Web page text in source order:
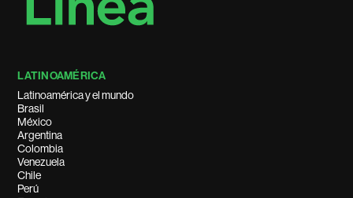
LATINOAMÉRICA
Latinoamérica y el mundo
Brasil
México
Argentina
Colombia
Venezuela
Chile
Perú